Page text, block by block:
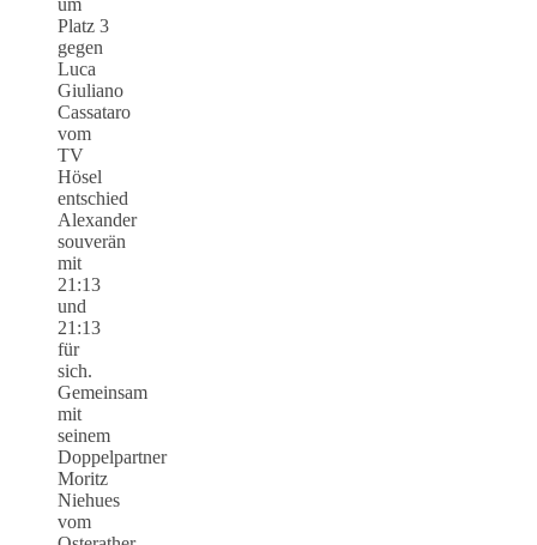
Platz 3
gegen
Luca
Giuliano
Cassataro
vom
TV
Hösel
entschied
Alexander
souverän
mit
21:13
und
21:13
für
sich.
Gemeinsam
mit
seinem
Doppelpartner
Moritz
Niehues
vom